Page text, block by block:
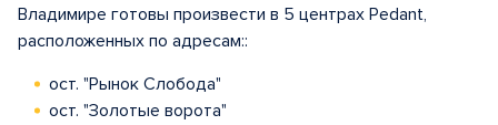
Владимире готовы произвести в 5 центрах Pedant,
расположенных по адресам::
ост. "Рынок Слобода"
ост. "Золотые ворота"